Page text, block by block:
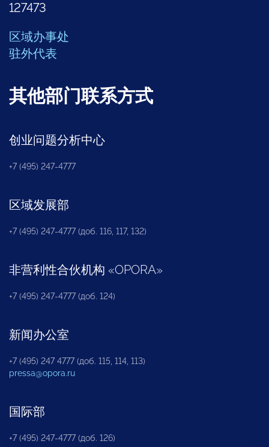
127473
区域办事处
驻外代表
其他部门联系方式
创业问题分析中心
+7 (495) 247-4777
区域发展部
+7 (495) 247-4777 (доб. 116, 117, 132)
非营利性合伙机构 «OPORA»
+7 (495) 247-4777 (доб. 124)
新闻办公室
+7 (495) 247 4777 (доб. 115, 114, 113)
pressa@opora.ru
国际部
+7 (495) 247-4777 (доб. 126)